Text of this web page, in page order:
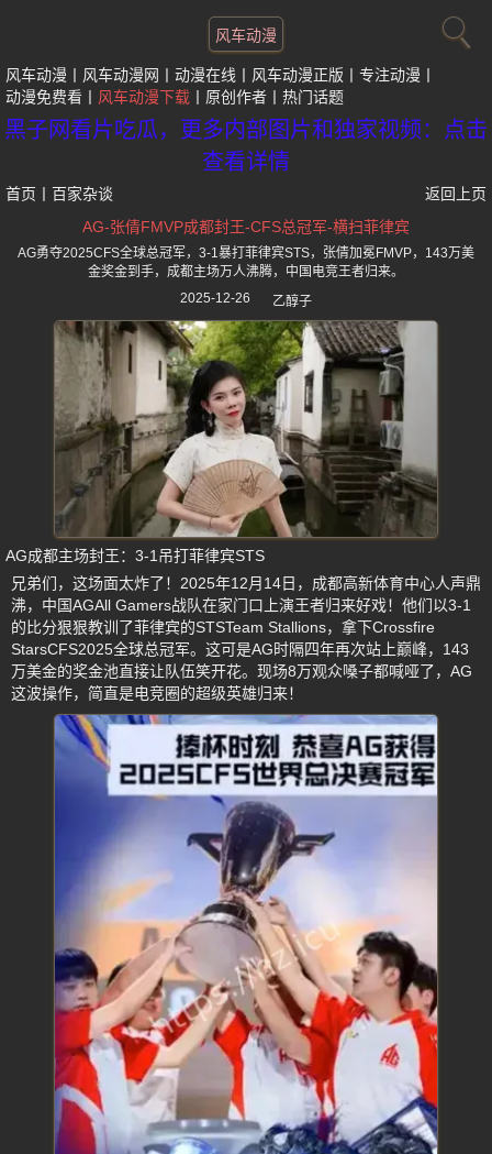
风车动漫
风车动漫 风车动漫网 动漫在线 风车动漫正版
专注动漫
动漫免费看
风车动漫下载 原创作者 热门话题
黑子网看片吃瓜，更多内部图片和独家视频：点击
查看详情
首页 百家杂谈
返回上页
AG-张倩FMVP成都封王-CFS总冠军-横扫菲律宾
AG勇夺2025CFS全球总冠军，3-1暴打菲律宾STS，张倩加冕FMVP，143万美
金奖金到手，成都主场万人沸腾，中国电竞王者归来。
2025-12-26
乙醇子
AG成都主场封王：3-1吊打菲律宾STS
兄弟们，这场面太炸了！2025年12月14日，成都高新体育中心人声鼎
沸，中国AGAll Gamers战队在家门口上演王者归来好戏！他们以3-1
的比分狠狠教训了菲律宾的STSTeam Stallions，拿下Crossfire
StarsCFS2025全球总冠军。这可是AG时隔四年再次站上巅峰，143
万美金的奖金池直接让队伍笑开花。现场8万观众嗓子都喊哑了，AG
这波操作，简直是电竞圈的超级英雄归来！